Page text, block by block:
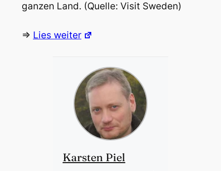
ganzen Land. (Quelle: Visit Sweden)
=> Lies weiter
Karsten Piel